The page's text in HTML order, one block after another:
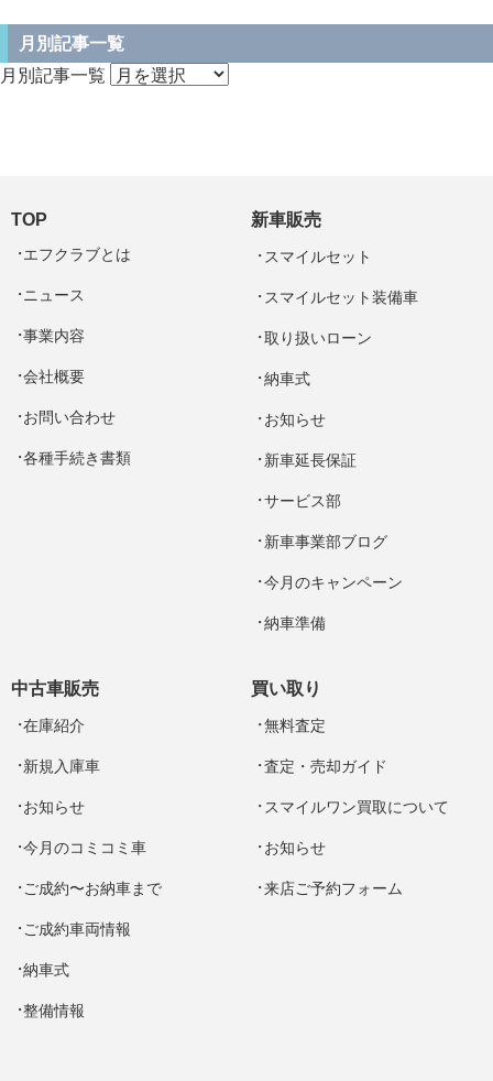
月別記事一覧
月別記事一覧
TOP
エフクラブとは
ニュース
事業内容
会社概要
お問い合わせ
各種手続き書類
新車販売
スマイルセット
スマイルセット装備車
取り扱いローン
納車式
お知らせ
新車延長保証
サービス部
新車事業部ブログ
今月のキャンペーン
納車準備
中古車販売
在庫紹介
新規入庫車
お知らせ
今月のコミコミ車
ご成約〜お納車まで
ご成約車両情報
納車式
整備情報
買い取り
無料査定
査定・売却ガイド
スマイルワン買取について
お知らせ
来店ご予約フォーム